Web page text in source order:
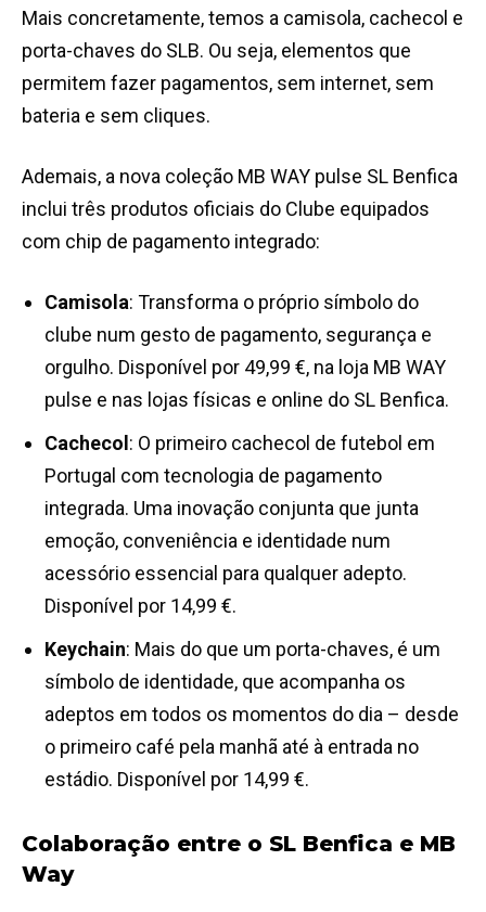
Mais concretamente, temos a camisola, cachecol e
porta-chaves do SLB. Ou seja, elementos que
permitem fazer pagamentos, sem internet, sem
bateria e sem cliques.
Ademais, a nova coleção MB WAY pulse SL Benfica
inclui três produtos oficiais do Clube equipados
com chip de pagamento integrado:
Camisola: Transforma o próprio símbolo do
clube num gesto de pagamento, segurança e
orgulho. Disponível por 49,99 €, na loja MB WAY
pulse e nas lojas físicas e online do SL Benfica.
Cachecol : O primeiro cachecol de futebol em
Portugal com tecnologia de pagamento
integrada. Uma inovação conjunta que junta
emoção, conveniência e identidade num
acessório essencial para qualquer adepto.
Disponível por 14,99 €.
Keychain: Mais do que um porta-chaves, é um
símbolo de identidade, que acompanha os
adeptos em todos os momentos do dia – desde
o primeiro café pela manhã até à entrada no
estádio. Disponível por 14,99 €.
Colaboração entre o SL Benfica e MB
Way